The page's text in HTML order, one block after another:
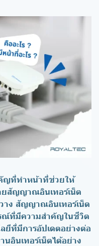
ญที่ทำหน้าที่ช่วยให้
ยสัญญาณอินเทอร์เน็ต
าง สัญญาณอินเทอร์เน็ต
ณ์ที่มีความสำคัญในชีวิต
ลยีที่มีการอัปเดตอย่างต่อ
นอินเทอร์เน็ตได้อย่าง